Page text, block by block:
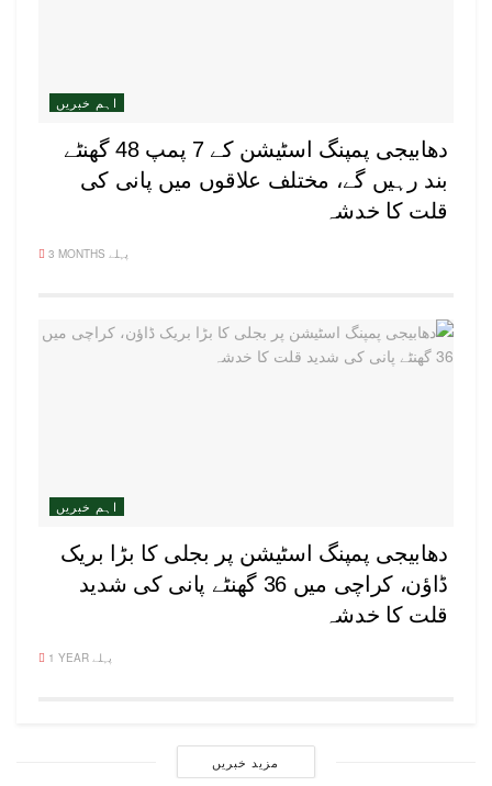
اہم خبریں
دھابیجی پمپنگ اسٹیشن کے 7 پمپ 48 گھنٹے
بند رہیں گے، مختلف علاقوں میں پانی کی
قلت کا خدشہ
3 MONTHS پہلے
اہم خبریں
دھابیجی پمپنگ اسٹیشن پر بجلی کا بڑا بریک
ڈاؤن، کراچی میں 36 گھنٹے پانی کی شدید
قلت کا خدشہ
1 YEAR پہلے
مزید خبریں